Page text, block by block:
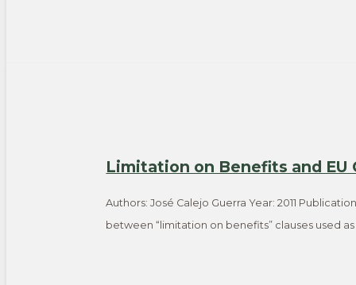
Limitation on Benefits and EU
Authors: José Calejo Guerra Year: 2011
between “limitation on benefits” clauses used